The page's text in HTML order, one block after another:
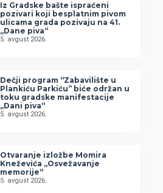
Iz Gradske bašte ispraćeni
pozivari koji besplatnim pivom
ulicama grada pozivaju na 41.
„Dane piva“
5. avgust 2026.
Dečji program “Zabavilište u
Plankiću Parkiću” biće održan u
toku gradske manifestacije
„Dani piva“
5. avgust 2026.
Otvaranje izložbe Momira
Kneževića „Osvežavanje
memorije“
5. avgust 2026.